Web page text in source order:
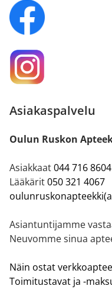
Asiakaspalvelu
Oulun Ruskon
Asiakkaat044 716 8604
Lääkärit050 321 4067
Asiantuntijamme
Neuvomme sinua
Näin ostat
Toimitustavat ja -